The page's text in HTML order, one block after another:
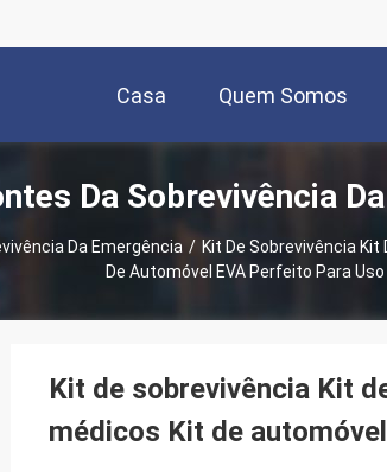
Casa Quem Somos
Da Sobrevivência
Da Emergência / Kit De Sobrevivência
De Automóvel EVA Perfeito Para
Kit de sobrevivência Kit
médicos Kit de